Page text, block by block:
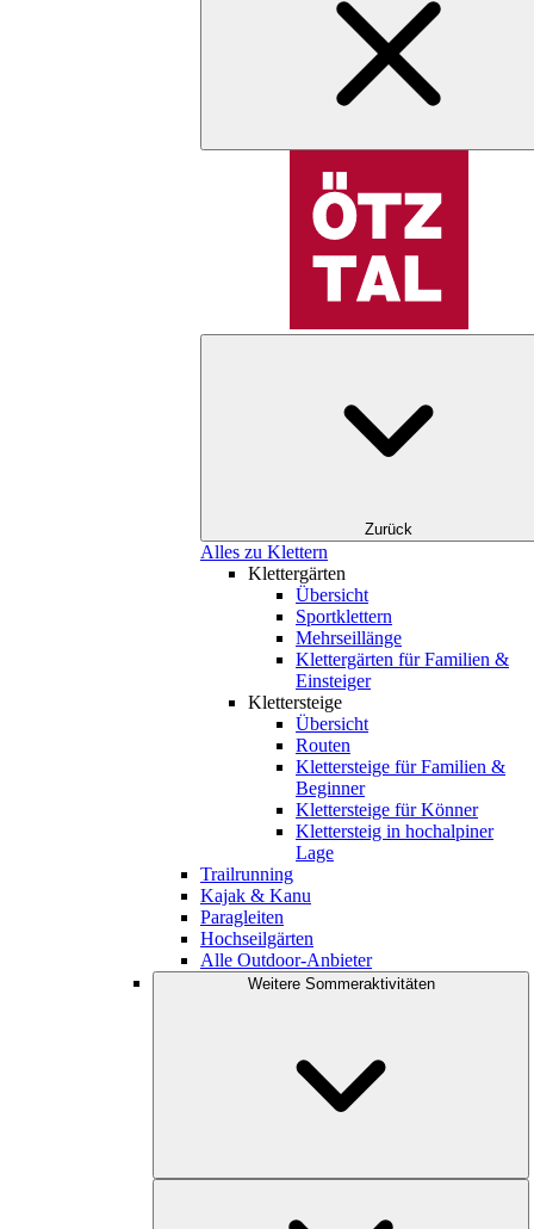
Zurück
Alles zu Klettern
Klettergärten
Übersicht
Sportklettern
Mehrseillänge
Klettergärten für Familien &
Einsteiger
Klettersteige
Übersicht
Routen
Klettersteige für Familien &
Beginner
Klettersteige für Könner
Klettersteig in hochalpiner
Lage
Trailrunning
Kajak & Kanu
Paragleiten
Hochseilgärten
Alle Outdoor-Anbieter
Weitere Sommeraktivitäten